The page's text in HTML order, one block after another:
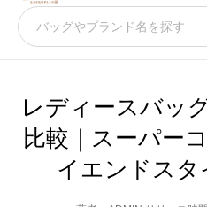
新
0
レディースバッ
比較｜スーパー
イエンドスタ